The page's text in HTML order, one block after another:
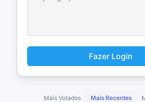
Fazer Login
Mais Votados Mais Recentes